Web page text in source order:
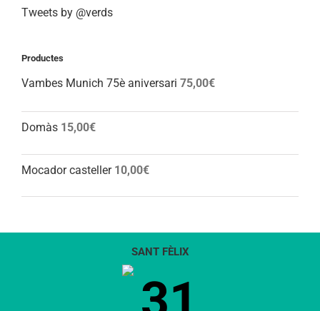
Tweets by @verds
Productes
Vambes Munich 75è aniversari 75,00€
Domàs 15,00€
Mocador casteller 10,00€
SANT FÈLIX